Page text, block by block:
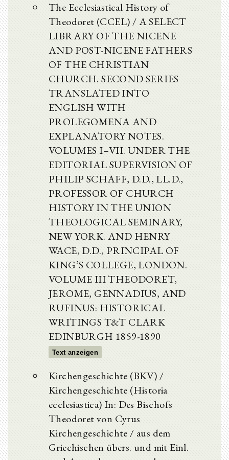
The Ecclesiastical History of
Theodoret (CCEL) / A SELECT
LIBRARY OF THE NICENE
AND POST-NICENE FATHERS
OF THE CHRISTIAN
CHURCH. SECOND SERIES
TRANSLATED INTO
ENGLISH WITH
PROLEGOMENA AND
EXPLANATORY NOTES.
VOLUMES I–VII. UNDER THE
EDITORIAL SUPERVISION OF
PHILIP SCHAFF, D.D., LL.D.,
PROFESSOR OF CHURCH
HISTORY IN THE UNION
THEOLOGICAL SEMINARY,
NEW YORK. AND HENRY
WACE, D.D., PRINCIPAL OF
KING’S COLLEGE, LONDON.
VOLUME III THEODORET,
JEROME, GENNADIUS, AND
RUFINUS: HISTORICAL
WRITINGS T&T CLARK
EDINBURGH 1859-1890
Text anzeigen
Kirchengeschichte (BKV) /
Kirchengeschichte (Historia
ecclesiastica) In: Des Bischofs
Theodoret von Cyrus
Kirchengeschichte / aus dem
Griechischen übers. und mit Einl.